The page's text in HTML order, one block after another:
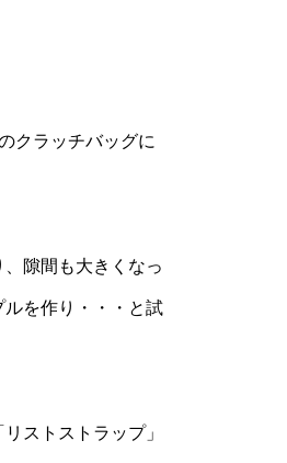
クラッチバッグに
隙間も大きくなっ
を作り・・・と試
ストストラップ」